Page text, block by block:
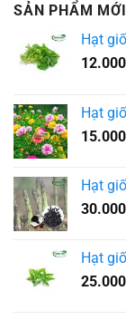
SẢN PHẨM
Hạt
12.000
Hạt
15.000
Hạt
30.000
Hạt
25.000